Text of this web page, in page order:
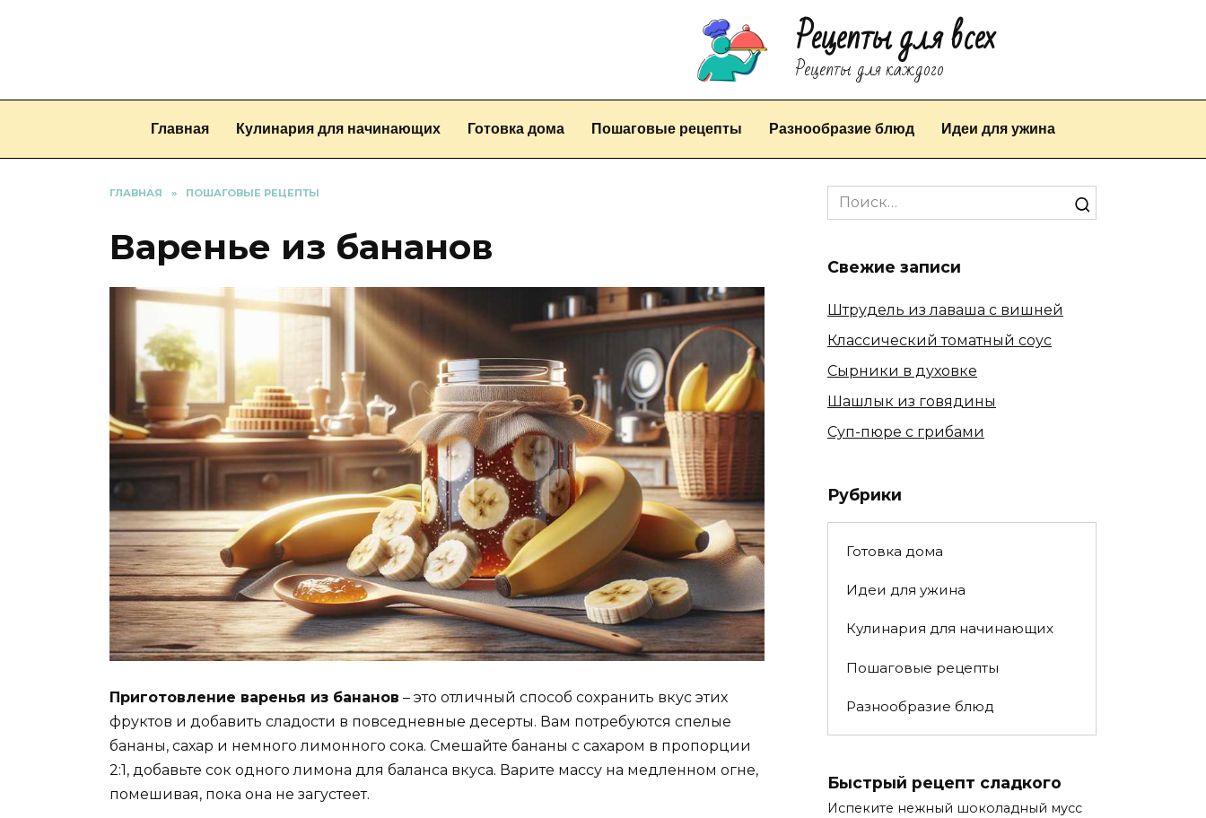
Рецепты для всех
Рецепты для каждого
Главная Кулинария для начинающих Готовка дома Пошаговые рецепты Разнообразие блюд Идеи для ужина
ГЛАВНАЯ » ПОШАГОВЫЕ РЕЦЕПТЫ
Варенье из бананов
Приготовление варенья из бананов – это отличный способ сохранить вкус этих
фруктов и добавить сладости в повседневные десерты. Вам потребуются спелые
бананы, сахар и немного лимонного сока. Смешайте бананы с сахаром в пропорции
2:1, добавьте сок одного лимона для баланса вкуса. Варите массу на медленном огне,
помешивая, пока она не загустеет.
Search
for:
Свежие записи
Штрудель из лаваша с вишней
Классический томатный соус
Сырники в духовке
Шашлык из говядины
Суп-пюре с грибами
Рубрики
Готовка дома
Идеи для ужина
Кулинария для начинающих
Пошаговые рецепты
Разнообразие блюд
Быстрый рецепт сладкого
Испеките нежный шоколадный мусс